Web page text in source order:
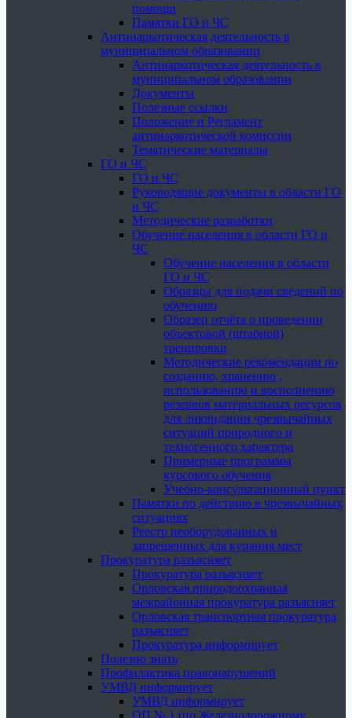
помощи
Памятки ГО и ЧС
Антинаркотическая деятельность в
муниципальном образовании
Антинаркотическая деятельность в
муниципальном образовании
Документы
Полезные ссылки
Положение и Регламент
антинаркотической комиссии
Тематические материалы
ГО и ЧС
ГО и ЧС
Руководящие документы в области ГО
и ЧС
Методические разработки
Обучение населения в области ГО и
ЧС
Обучение населения в области
ГО и ЧС
Образцы для подачи сведений по
обучению
Образец отчёта о проведении
объектовой (штабной)
тренировки
Методические рекомендации по
созданию, хранению ,
использованию и восполнению
резервов материальных ресурсов
для ликвидации чрезвычайных
ситуаций природного и
техногенного характера
Примерные программы
курсового обучения
Учебно-консультационный пункт
Памятки по действию в чрезвычайных
ситуациях
Реестр необорудованных и
запрещенных для купания мест
Прокуратура разъясняет
Прокуратура разъясняет
Орловская природоохранная
межрайонная прокуратура разъясняет
Орловская транспортная прокуратура
разъясняет
Прокуратура информирует
Полезно знать
Профилактика правонарушений
УМВД информирует
УМВД информирует
ОП № 1 (по Железнодорожному